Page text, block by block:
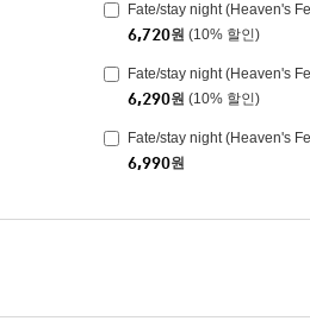
Fate/stay night (Heaven's
6,720원 (10% 할인)
Fate/stay night (Heaven's
6,290원 (10% 할인)
Fate/stay night (Heaven's
6,990원